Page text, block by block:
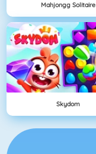
Mahjongg Solitaire
Skydom